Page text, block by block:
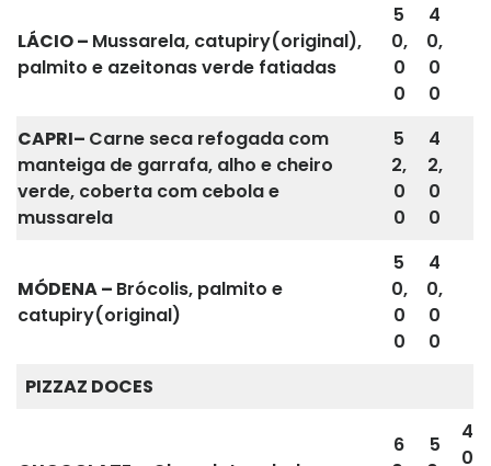
LÁCIO– Mussarela, catupiry(original),
palmito e azeitonas verde fatiadas
5
0,
0
0
4
0,
0
0
CAPRI– Carne seca refogada com
manteiga de garrafa, alho e cheiro
verde, coberta com cebola e
mussarela
5
2,
0
0
4
2,
0
0
MÓDENA– Brócolis, palmito e
catupiry(original)
5
0,
0
0
4
0,
0
0
PIZZAZ DOCES
6
5
4
0